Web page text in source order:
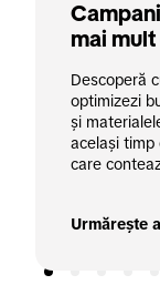
mai
Descoperă
optimizezi
și
același timp
care
Urmărește